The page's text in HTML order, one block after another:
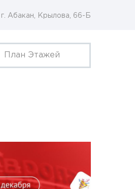
г. Абакан, Крылова, 66-Б
План Этажей